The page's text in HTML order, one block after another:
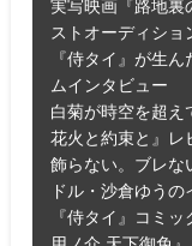
実写映画『路地裏
ストオーディショ
『侍タイ』が生
ムインタビュー
白菊が時空を超え
花火と約束と』レ
飾らない。ブレ
ドル・沙倉ゆう
『侍タイ』コミ